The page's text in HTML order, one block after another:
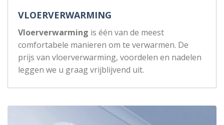
VLOERVERWARMING
Vloerverwarming is één van de meest
comfortabele manieren om te verwarmen. De
prijs van vloerverwarming, voordelen en nadelen
leggen we u graag vrijblijvend uit.